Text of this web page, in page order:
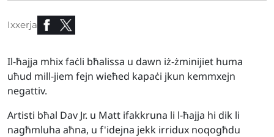
Ixxerja
Il-ħajja mhix faċli bħalissa u dawn iż-żminijiet huma
uħud mill-jiem fejn wieħed kapaċi jkun kemmxejn
negattiv.
Artisti bħal Dav Jr. u Matt ifakkruna li l-ħajja hi dik li
nagħmluha aħna, u f'idejna jekk irridux noqogħdu